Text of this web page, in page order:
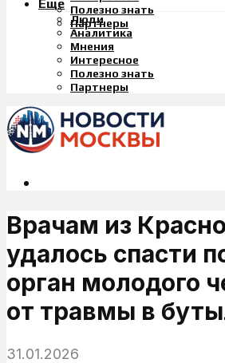
Полезно знать
Партнеры
Еще
Люди
Аналитика
Мнения
Интересное
Полезно знать
Партнеры
Врачам из
удалось спасти
орган молодого
от травмы в
31.01.2026